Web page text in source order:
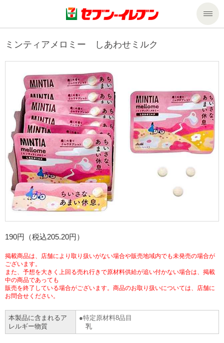
商品のご案内
今週の新商品
来週の新商品
商品カテゴリ一覧
セブンプレミアム
食の安全・安心への取組み
ギフト
プリペイドカード・金券
ニンテンドー・ダウンロードカード
サービス
サービストップ
nanacoトップ
マルチコピー機でできること
マルチコピー機でできることトップ
コピー
プリント
スキャン
ファクス
便利なサービス
宅配便
切手・はがき・印紙
セブン銀行ATM
ご利用可能なお支払い方法
チケットサービス
セブンチケット
チケットぴあ
イープラス
セブン‐イレブンでお受取り
タワーレコード
セブンネットショッピング
停電時のサービス停止のお知らせ
企業情報
企業情報トップ
ニュースリリース
ごあいさつ
企業理念
会社概要
貸借対照表・損益計算書
沿革
私たちの取組み
サステナビリティ
サステナビリティトップ
セブン＆アイ・ホールディングスの重点課題
サステナビリティ活動基本方針
サステナビリティ推進体制
GREEN CHALLENGE 2050
加盟店オーナー募集 物件募集・購入
アルバイト情報
お問い合わせ
ミンティアメロミー しあわせミルク
190円（税込205.20円）
掲載商品は、店舗により取り扱いがない場合や販売地域内でも未発売の場合が
ございます。
また、予想を大きく上回る売れ行きで原材料供給が追い付かない場合は、掲載
中の商品であっても
販売を終了している場合がございます。商品のお取り扱いについては、店舗に
お問合せください。
本製品に含まれるア
レルギー物質
特定原材料8品目
乳